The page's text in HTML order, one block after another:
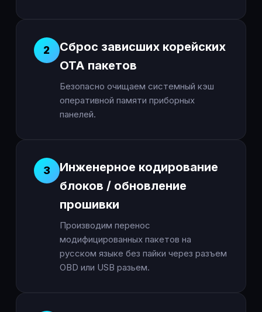
2
Сброс зависших корейских
OTA пакетов
Безопасно очищаем системный кэш
оперативной памяти приборных
панелей.
3
Инженерное кодирование
блоков / обновление
прошивки
Производим перенос
модифицированных пакетов на
русском языке без пайки через разъем
OBD или USB разьем.